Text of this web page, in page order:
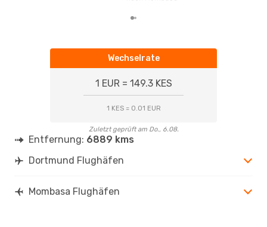
Wechselrate
1 EUR = 149.3 KES
1 KES = 0.01 EUR
Zuletzt geprüft am Do., 6.08.
Entfernung: 6889 kms
Dortmund Flughäfen
Mombasa Flughäfen